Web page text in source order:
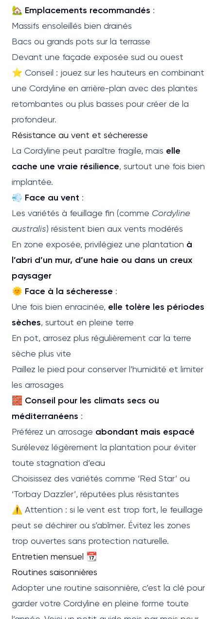
🏡 Emplacements recommandés :
Massifs ensoleillés bien drainés
Bacs ou grands pots sur la terrasse
Devant une façade exposée sud ou ouest
⭐ Conseil : jouez sur les hauteurs en combinant
une Cordyline en arrière-plan avec des plantes
retombantes ou plus basses pour créer de la
profondeur.
Résistance au vent et sécheresse
La Cordyline peut paraître fragile, mais elle
cache une vraie résilience, surtout une fois bien
implantée.
💨 Face au vent :
Les variétés à feuillage fin (comme Cordyline
australis) résistent bien aux vents modérés
En zone exposée, privilégiez une plantation à
l’abri d’un mur, d’une haie ou dans un creux
paysager
🌞 Face à la sécheresse :
Une fois bien enracinée, elle tolère les périodes
sèches, surtout en pleine terre
En pot, arrosez plus régulièrement car la terre
sèche plus vite
Paillez le pied pour conserver l’humidité et limiter
les arrosages
🧱 Conseil pour les climats secs ou
méditerranéens :
Préférez un arrosage abondant mais espacé
Surélevez légèrement la plantation pour éviter
toute stagnation d’eau
Choisissez des variétés comme ‘Red Star’ ou
‘Torbay Dazzler’, réputées plus résistantes
⚠️ Attention : si le vent est trop fort, le feuillage
peut se déchirer ou s’abîmer. Évitez les zones
trop ouvertes sans protection naturelle.
Entretien mensuel 📆
Routines saisonnières
Adopter une routine saisonnière, c’est la clé pour
garder votre Cordyline en pleine forme toute